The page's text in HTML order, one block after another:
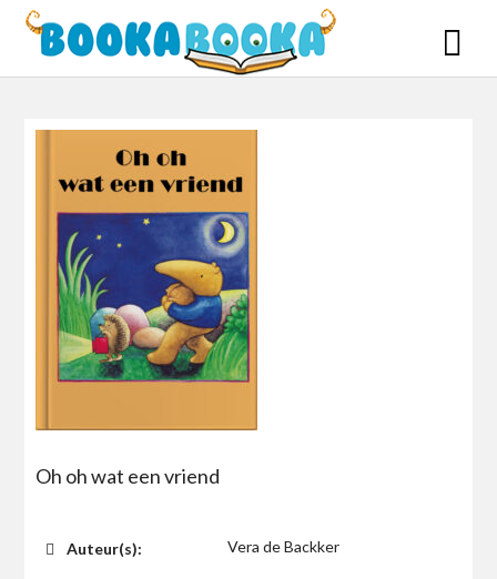
Skip
Oh oh wat een vriend
Auteur(s): Vera de Backker